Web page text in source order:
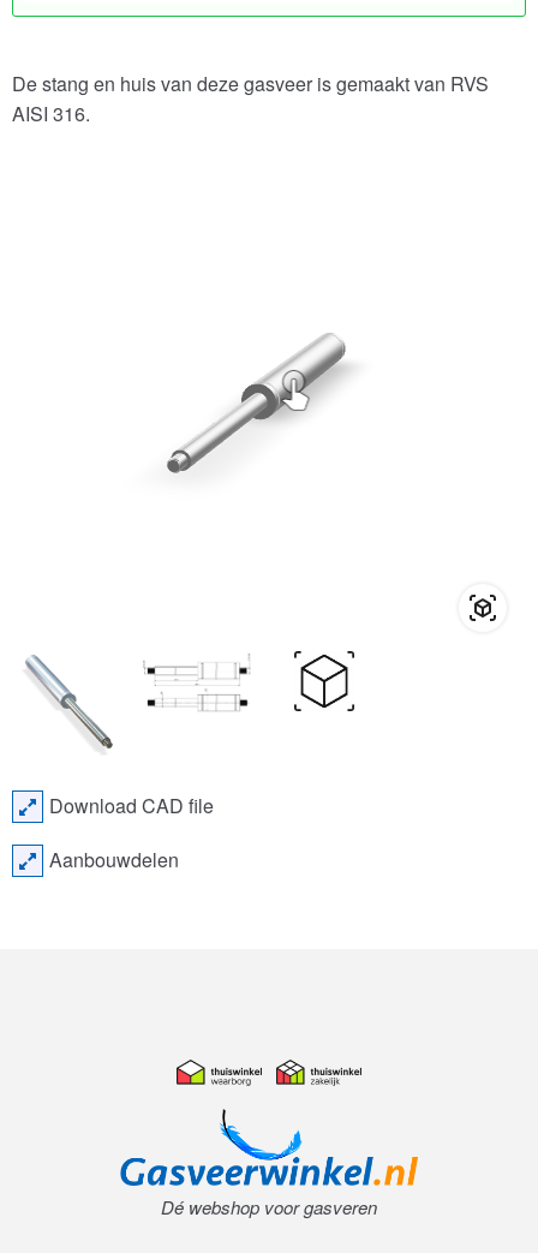
De stang en huis van deze gasveer is gemaakt van RVS
AISI 316.
Download CAD file
Aanbouwdelen
Dé webshop voor gasveren